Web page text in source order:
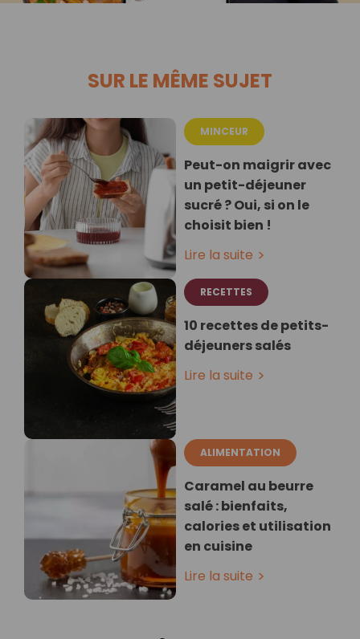
SUR LE MÊME SUJET
MINCEUR
Peut-on maigrir avec
un petit-déjeuner
sucré ? Oui, si on le
choisit bien !
Lire la suite
RECETTES
10 recettes de petits-
déjeuners salés
Lire la suite
ALIMENTATION
Caramel au beurre
salé : bienfaits,
calories et utilisation
en cuisine
Lire la suite